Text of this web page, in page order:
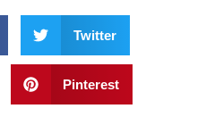
Twitter
Pinterest